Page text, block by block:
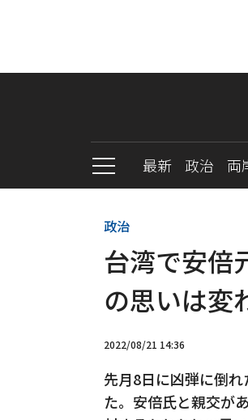
最新 政治 両
政治
台湾で安倍
の思いは変
2022/08/21 14:36
先月8日に凶弾に倒
た。安倍氏と親交が